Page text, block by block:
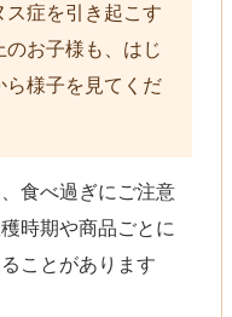
ス症を引き起こす
お子様も、はじ
ら様子を見てくだ
食べ過ぎにご注意
時期や商品ごとに
ことがあります